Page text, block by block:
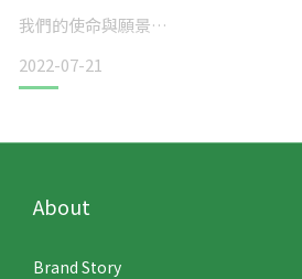
我們的使命與願景
從我們創始人廖玉霞女士將她的金融投
刻起，我們就知道波萌農場不只是個普
走一圈，看著那些純淨的蔬果，就能
全景圖片。這能夠幫助讀者對農場的規
2022-07-21
About
Brand Story